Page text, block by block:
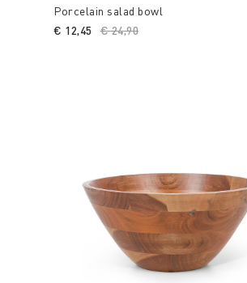
Porcelain salad bowl
Price reduced from
€ 24,90
€ 12,45